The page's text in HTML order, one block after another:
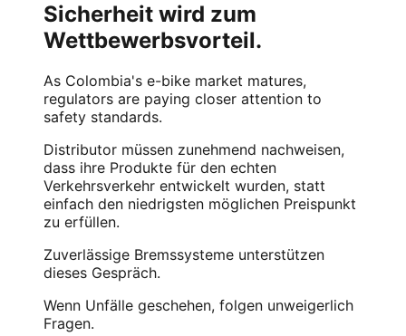
Sicherheit wird zum
Wettbewerbsvorteil.
As Colombia's e-bike market matures,
regulators are paying closer attention to
safety standards.
Distributor müssen zunehmend nachweisen,
dass ihre Produkte für den echten
Verkehrsverkehr entwickelt wurden, statt
einfach den niedrigsten möglichen Preispunkt
zu erfüllen.
Zuverlässige Bremssysteme unterstützen
dieses Gespräch.
Wenn Unfälle geschehen, folgen unweigerlich
Fragen.